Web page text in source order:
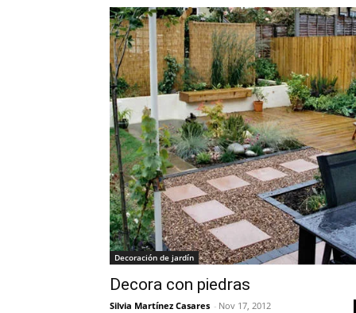
Decoración de jardín
Decora con piedras
Silvia Martínez Casares - Nov 17, 2012